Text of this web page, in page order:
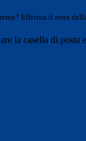
Effettua il reset
la casella di posta